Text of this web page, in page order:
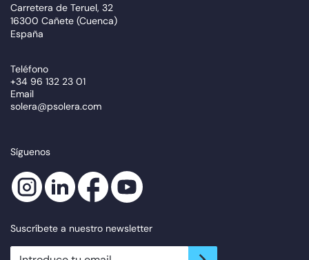
Carretera de Teruel, 32
16300 Cañete (Cuenca)
España
Teléfono
+34 96 132 23 01
Email
solera@psolera.com
Síguenos
Suscríbete a nuestro newsletter
newsletter.suscribe